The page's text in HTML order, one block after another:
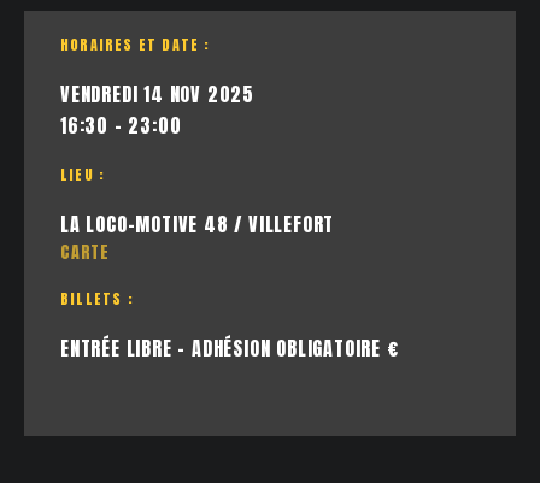
HORAIRES ET DATE :
VENDREDI 14 NOV 2025
16:30 - 23:00
LIEU :
LA LOCO-MOTIVE 48 / VILLEFORT
CARTE
BILLETS :
ENTRÉE LIBRE - ADHÉSION OBLIGATOIRE €